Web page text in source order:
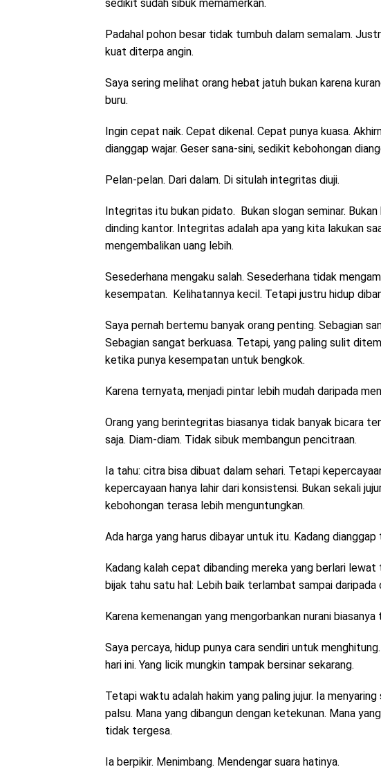
sedikit sudah sibuk memamerkan.
Padahal pohon besar tidak tumbuh dalam semalam.
kuat diterpa angin.
Saya sering melihat orang hebat jatuh bukan karena
buru.
Ingin cepat naik. Cepat dikenal. Cepat punya kuasa.
dianggap wajar. Geser sana-sini, sedikit kebohongan
Pelan-pelan. Dari dalam. Di situlah integritas diuji.
Integritas itu bukan pidato. Bukan slogan seminar.
dinding kantor. Integritas adalah apa yang kita lakukan
mengembalikan uang lebih.
Sesederhana mengaku salah. Sesederhana tidak
kesempatan. Kelihatannya kecil. Tetapi justru hidup
Saya pernah bertemu banyak orang penting. Sebagian
Sebagian sangat berkuasa. Tetapi, yang paling sulit
ketika punya kesempatan untuk bengkok.
Karena ternyata, menjadi pintar lebih mudah daripada
Orang yang berintegritas biasanya tidak banyak bicara
saja. Diam-diam. Tidak sibuk membangun pencitraan.
Ia tahu: citra bisa dibuat dalam sehari. Tetapi
kepercayaan hanya lahir dari konsistensi. Bukan sekali
kebohongan terasa lebih menguntungkan.
Ada harga yang harus dibayar untuk itu. Kadang
Kadang kalah cepat dibanding mereka yang berlari
bijak tahu satu hal: Lebih baik terlambat sampai
Karena kemenangan yang mengorbankan nurani
Saya percaya, hidup punya cara sendiri untuk
hari ini. Yang licik mungkin tampak bersinar sekarang.
Tetapi waktu adalah hakim yang paling jujur. Ia
palsu. Mana yang dibangun dengan ketekunan. Mana
tidak tergesa.
Ia berpikir. Menimbang. Mendengar suara hatinya.